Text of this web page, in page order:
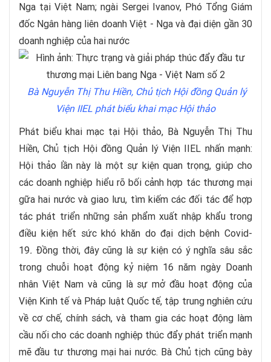
Nga tại Việt Nam; ngài Sergei Ivanov, Phó Tổng Giám
đốc Ngân hàng liên doanh Việt - Nga và đại diện gần 30
doanh nghiệp của hai nước
Bà Nguyễn Thị Thu Hiền, Chủ tịch Hội đồng Quản lý
Viện IIEL phát biểu khai mạc Hội thảo
Phát biểu khai mạc tại Hội thảo, Bà Nguyễn Thị Thu
Hiền, Chủ tịch Hội đồng Quản lý Viện IIEL nhấn mạnh:
Hội thảo lần này là một sự kiện quan trọng, giúp cho
các doanh nghiệp hiểu rõ bối cảnh hợp tác thương mại
gữa hai nước và giao lưu, tìm kiếm các đối tác để hợp
tác phát triển những sản phẩm xuất nhập khẩu trong
điều kiện hết sức khó khăn do đại dịch bệnh Covid-
19. Đồng thời, đây cũng là sự kiện có ý nghĩa sâu sắc
trong chuỗi hoạt động kỷ niệm 16 năm ngày Doanh
nhân Việt Nam và cũng là sự mở đầu hoạt động của
Viện Kinh tế và Pháp luật Quốc tế, tập trung nghiên cứu
về cơ chế, chính sách, và tham gia các hoạt động làm
cầu nối cho các doanh nghiệp thúc đẩy phát triển mạnh
mẽ đầu tư thương mại hai nước. Bà Chủ tịch cũng bày